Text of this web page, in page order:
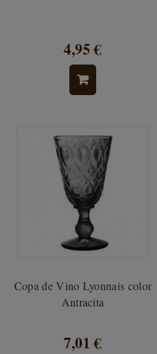
4,95 €
Copa de Vino Lyonnais color
Antracita
7,01 €